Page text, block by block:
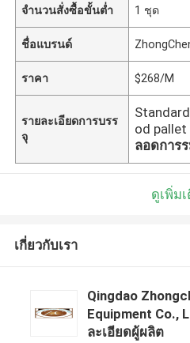
จำนวนสั่งซื้อขั้นต่ำ 1 ชุด
ชื่อแบรนด์
ราคา $268/M
รายละเอียดการบรร
จุ
od pallet
ลอดการ
ดูเพิ่ม
เกี่ยวกับเรา
Qingdao
Equipment Co.,
ละเอียดผู้ผลิต